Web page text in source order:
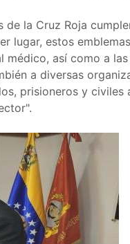
la Cruz Roja
lugar, estos
así como a
a diversas
prisioneros y civiles